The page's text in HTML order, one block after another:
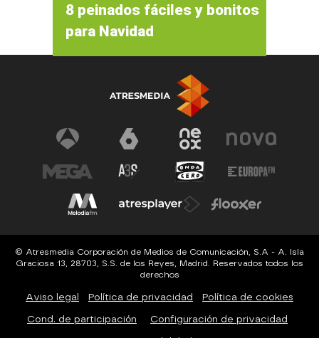
8 peinados fáciles y bonitos
para Navidad
© Atresmedia Corporación de Medios de Comunicación, S.A - A. Isla
Graciosa 13, 28703, S.S. de los Reyes, Madrid. Reservados todos los
derechos
Aviso legal Política de privacidad Política de cookies
Cond. de participación Configuración de privacidad